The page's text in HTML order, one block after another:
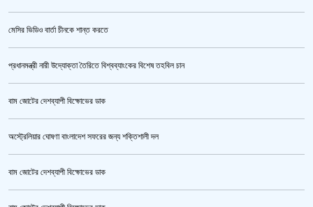
মেসির ভিডিও বার্তা চীনকে শান্ত করতে
প্রধানমন্ত্রী নারী উদ্যোক্তা তৈরিতে বিশ্বব্যাংকের বিশেষ তহবিল চান
বাম জোটের দেশব্যাপী বিক্ষোভের ডাক
অস্ট্রেলিয়ার ঘোষণা বাংলাদেশ সফরের জন্য শক্তিশালী দল
বাম জোটের দেশব্যাপী বিক্ষোভের ডাক